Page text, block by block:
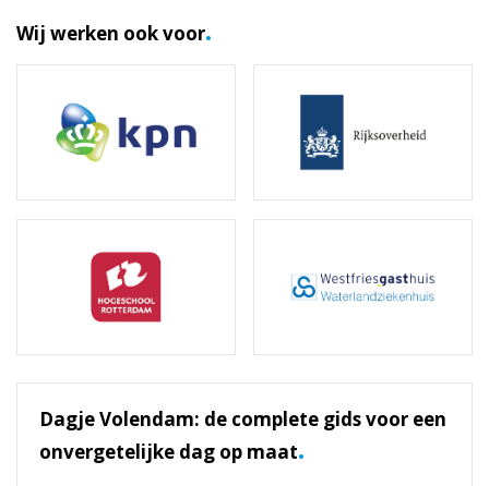
Wij werken ook voor.
Dagje Volendam: de complete gids voor een
onvergetelijke dag op maat.